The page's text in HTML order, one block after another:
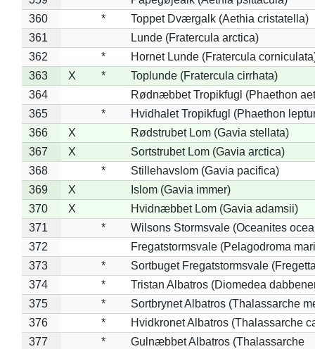
360
*
Toppet Dværgalk (Aethia cristatella)
361
Lunde (Fratercula arctica)
362
*
Hornet Lunde (Fratercula
363
X *
Toplunde (Fratercula cirrhata)
364
Rødnæbbet Tropikfugl (Phaethon
365
*
Hvidhalet Tropikfugl (Phaethon
366
X
Rødstrubet Lom (Gavia stellata)
367
X
Sortstrubet Lom (Gavia arctica)
368
*
Stillehavslom (Gavia pacifica)
369
X
Islom (Gavia immer)
370
X
Hvidnæbbet Lom (Gavia adamsii)
371
*
Wilsons Stormsvale (Oceanites
372
Fregatstormsvale (Pelagodroma
373
*
Sortbuget Fregatstormsvale
374
*
Tristan Albatros (Diomedea
375
*
Sortbrynet Albatros (Thalassarche
376
*
Hvidkronet Albatros (Thalassarche
377
*
Gulnæbbet Albatros (Thalassarche